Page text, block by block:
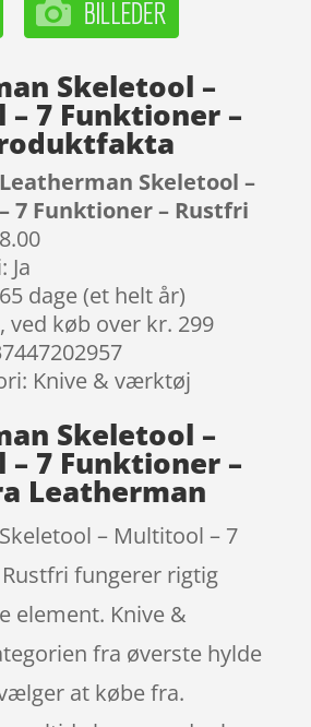
Skeletool –
7 Funktioner –
Leatherman Skeletool –
7 Funktioner – Rustfri
Ja
dage (et helt år)
ved køb over kr. 299
Knive & værktøj
Skeletool –
7 Funktioner –
Leatherman
– Multitool – 7
fungerer rigtig
element. Knive &
fra øverste hylde
at købe fra.